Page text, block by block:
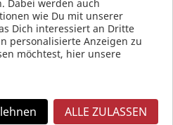
Dabei werden auch
wie Du mit unserer
Dich interessiert an Dritte
personalisierte Anzeigen zu
möchtest, hier unsere
ALLE ZULASSEN